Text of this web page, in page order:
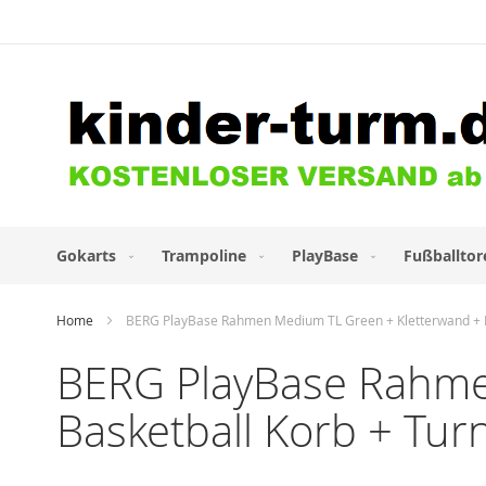
Gokarts Trampoline PlayBase
Home BERG PlayBase Rahmen Medium TL Green + Kletterwand
BERG PlayBase
Basketball Korb +